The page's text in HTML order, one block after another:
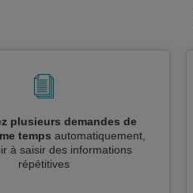
plusieurs demandes de
temps automatiquement,
à saisir des informations
répétitives